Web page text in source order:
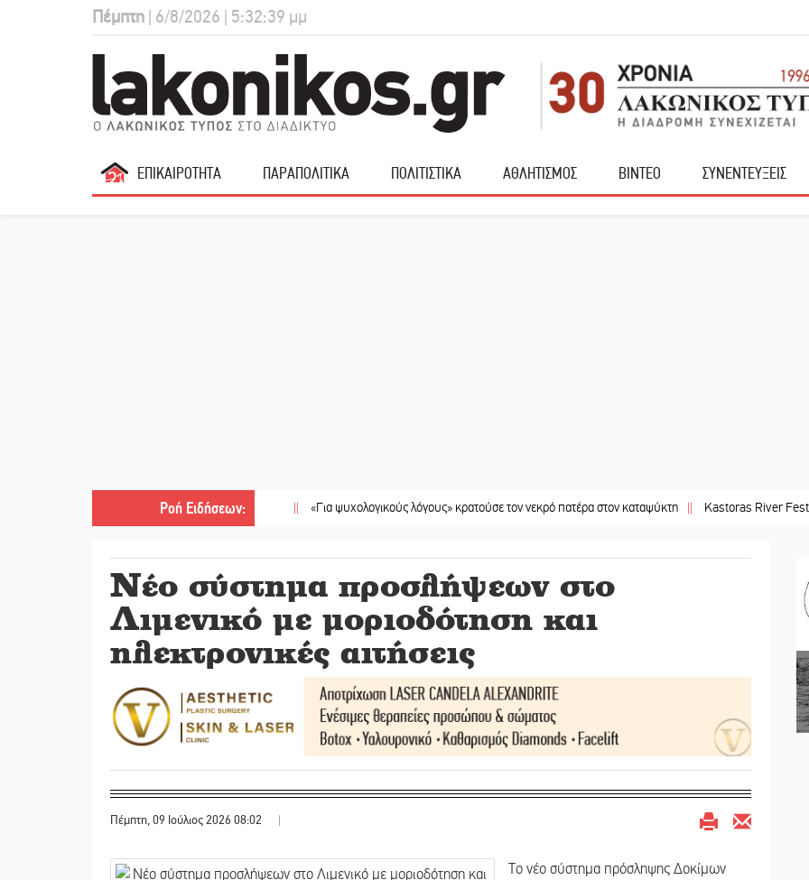
Πέμπτη | 6/8/2026 | 5:32:40 μμ
ΕΠΙΚΑΙΡΟΤΗΤΑ ΠΑΡΑΠΟΛΙΤΙΚΑ ΠΟΛΙΤΙΣΤΙΚΑ ΑΘΛΗΤΙΣΜΟΣ ΒΙΝΤΕΟ ΣΥΝΕΝΤΕΥΞΕΙΣ
Ροή Ειδήσεων:
|| «Για ψυχολογικούς λόγους» κρατούσε τον νεκρό πατέρα στον καταψύκτη || Kastoras River Festival 2026:
Νέο σύστημα προσλήψεων στο
Λιμενικό με μοριοδότηση και
ηλεκτρονικές αιτήσεις
Πέμπτη, 09 Ιούλιος 2026 08:02 |
Το νέο σύστημα πρόσληψης Δοκίμων